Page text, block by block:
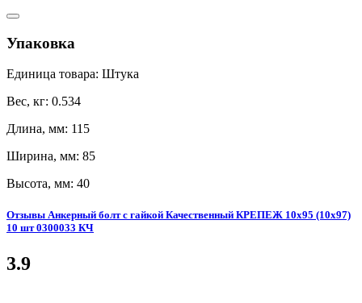
Упаковка
Единица товара: Штука
Вес, кг: 0.534
Длина, мм: 115
Ширина, мм: 85
Высота, мм: 40
Отзывы Анкерный болт с гайкой Качественный КРЕПЕЖ 10х95 (10х97)
10 шт 0300033 КЧ
3.9